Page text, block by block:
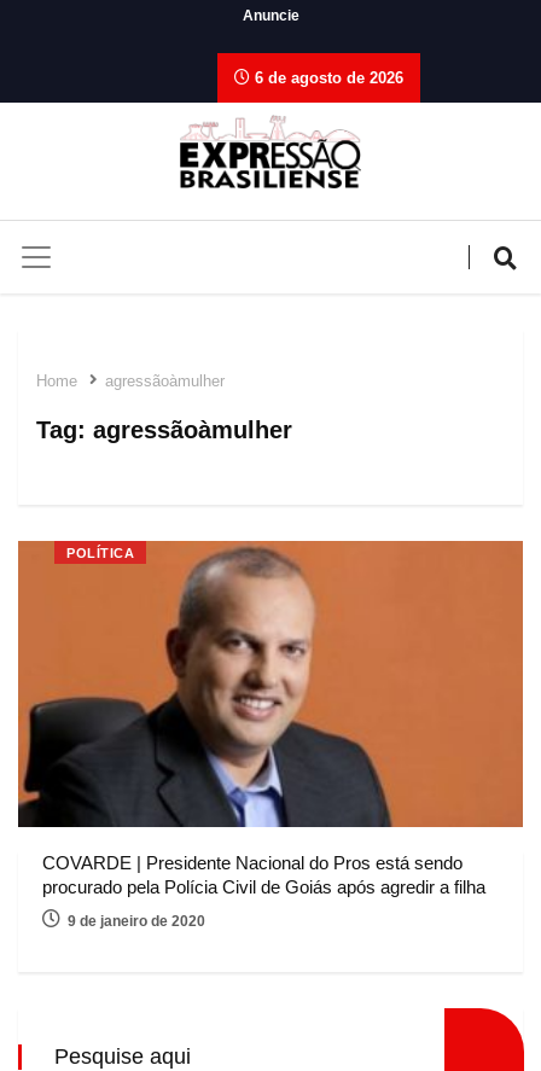
Anuncie
6 de agosto de 2026
Home agressãoàmulher
Tag: agressãoàmulher
POLÍTICA
COVARDE | Presidente Nacional do Pros está sendo
procurado pela Polícia Civil de Goiás após agredir a filha
9 de janeiro de 2020
Pesquise aqui